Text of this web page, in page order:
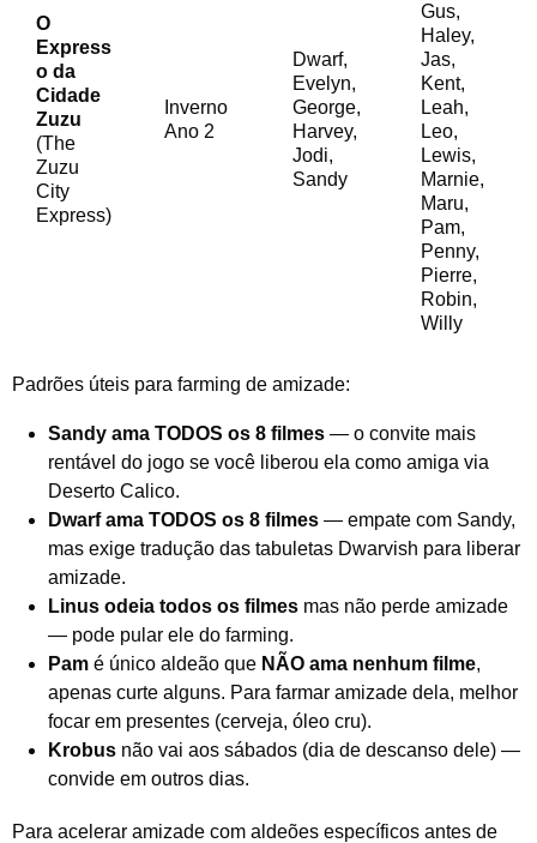
O
Express
o da
Cidade
Zuzu
(The
Zuzu
City
Express)
Inverno
Ano 2
Dwarf,
Evelyn,
George,
Harvey,
Jodi,
Sandy
Gus,
Haley,
Jas,
Kent,
Leah,
Leo,
Lewis,
Marnie,
Maru,
Pam,
Penny,
Pierre,
Robin,
Willy
Padrões úteis para farming de amizade:
Sandy ama TODOS os 8 filmes — o convite mais
rentável do jogo se você liberou ela como amiga via
Deserto Calico.
Dwarf ama TODOS os 8 filmes — empate com Sandy,
mas exige tradução das tabuletas Dwarvish para liberar
amizade.
Linus odeia todos os filmes mas não perde amizade
— pode pular ele do farming.
Pam é único aldeão que NÃO ama nenhum filme,
apenas curte alguns. Para farmar amizade dela, melhor
focar em presentes (cerveja, óleo cru).
Krobus não vai aos sábados (dia de descanso dele) —
convide em outros dias.
Para acelerar amizade com aldeões específicos antes de